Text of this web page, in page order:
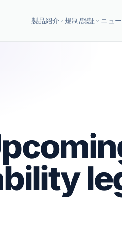
製品紹介 規制/認証 ニュ